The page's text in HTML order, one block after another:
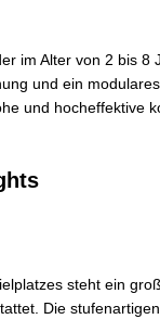
im Alter von 2 bis
und ein
und hocheffektive
steht ein
Die